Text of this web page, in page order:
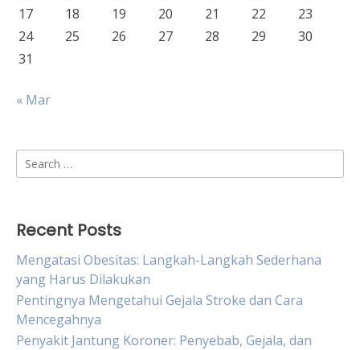
17
18 19 20 21 22
23
24
25 26 27 28 29
30
31
« Mar
Search
for:
Recent Posts
Mengatasi Obesitas: Langkah-Langkah Sederhana
yang Harus Dilakukan
Pentingnya Mengetahui Gejala Stroke dan Cara
Mencegahnya
Penyakit Jantung Koroner: Penyebab, Gejala, dan